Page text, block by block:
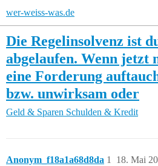
wer-weiss-was.de
Die Regelinsolvenz ist
abgelaufen. Wenn jetzt
eine Forderung
bzw. unwirksam oder
Geld & Sparen Schulden & Kredit
Anonym_f18a1a68d8da 18. Mai
1